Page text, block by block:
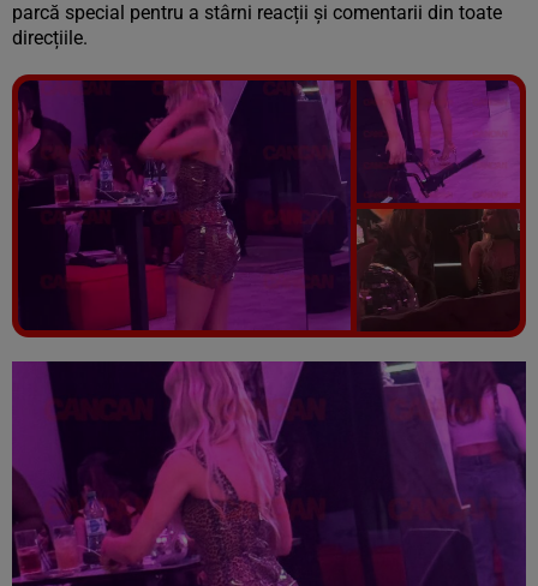
parcă special pentru a stârni reacții și comentarii din toate
direcțiile.
Vezi galeria foto
5 poze